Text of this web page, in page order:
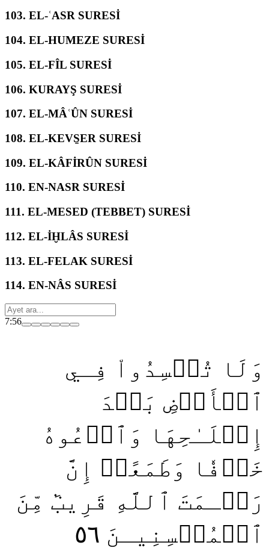
103. EL-ʿASR SURESİ
104. EL-HUMEZE SURESİ
105. EL-FÎL SURESİ
106. KURAYŞ SURESİ
107. EL-MÂʿÛN SURESİ
108. EL-KEVS̱ER SURESİ
109. EL-KÂFİRÛN SURESİ
110. EN-NASR SURESİ
111. EL-MESED (TEBBET) SURESİ
112. EL-İḪLÂS SURESİ
113. EL-FELAK SURESİ
114. EN-NÂS SURESİ
7:56
وَلَا تُفۡسِدُواْ فِـي
ٱلۡأَرۡضِ بَعۡدَ
إِصۡلَـٰحِهَا وَٱدۡعُوهُ
خَوۡفٗا وَطَمَعًاۚ إِنَّ
رَحۡـمَتَ ٱللَّهِ قَرِيبٞ مِّنَ
ٱلۡمُحۡسِنِيـنَ ٥٦